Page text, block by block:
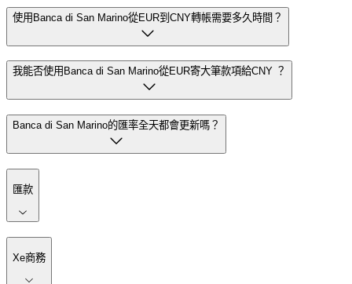
使用Banca di San Marino從EUR到CNY轉帳需要多久時間？
我能否使用Banca di San Marino從EUR寄大筆款項給CNY ？
Banca di San Marino的匯率全天都會更新嗎？
匯款
Xe商務